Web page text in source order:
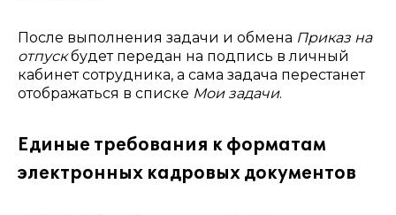
После выполнения задачи и обмена Приказ на
отпускбудет передан на подпись в личный
кабинет сотрудника, а сама задача перестанет
отображаться в списке Мои задачи.
Единые требования к форматам
электронных кадровых документов